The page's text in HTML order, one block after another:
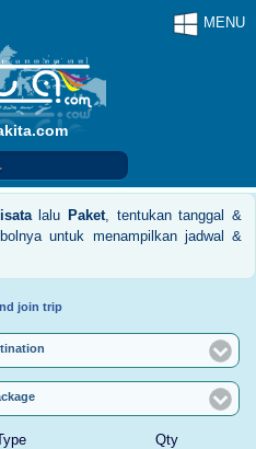
MENU
lalu Paket, tentukan tanggal &
untuk menampilkan jadwal &
join trip
Qty